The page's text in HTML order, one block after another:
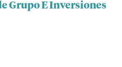
Grupo E Inversiones